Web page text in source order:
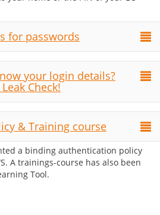
for passwords
your login details?
Check!
& Training course
a binding authentication policy
A trainings-course has also been
Tool.